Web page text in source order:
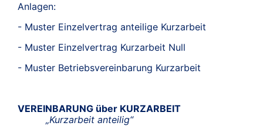
Anlagen:
- Muster Einzelvertrag anteilige Kurzarbeit
- Muster Einzelvertrag Kurzarbeit Null
- Muster Betriebsvereinbarung Kurzarbeit
VEREINBARUNG über KURZARBEIT
„Kurzarbeit anteilig“